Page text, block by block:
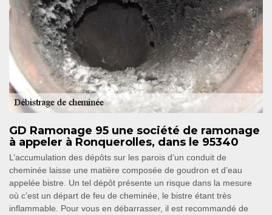
GD Ramonage 95 une société de ramonage
à appeler à Ronquerolles, dans le 95340
L’accumulation des dépôts sur les parois d’un conduit de
cheminée laisse une matière composée de goudron et d’eau
appelée bistre. Un tel dépôt présente un risque dans la mesure
où c’est un départ de feu de cheminée, le bistre étant très
inflammable. Pour vous en débarrasser, il est recommandé de